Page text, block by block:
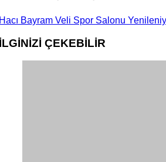
Bayram Veli Spor Salonu
ÇEKEBİLİR